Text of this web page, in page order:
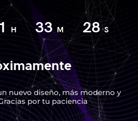
H 33M 28S
nuevo diseño, más moderno y
por tu paciencia